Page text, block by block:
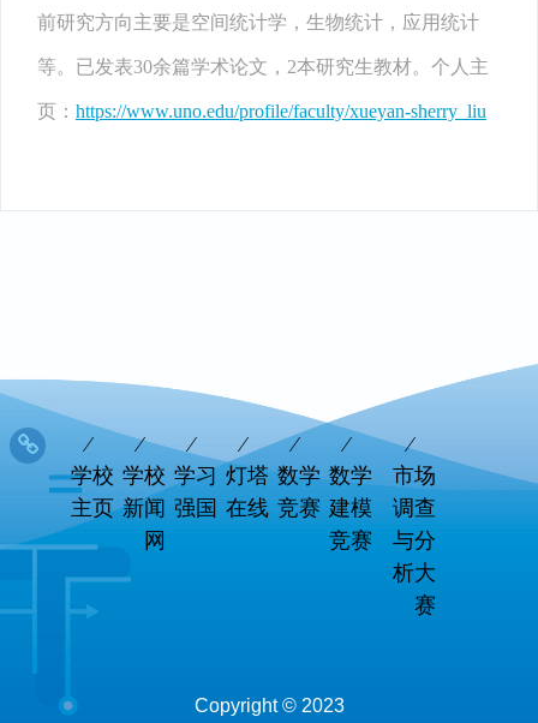
前研究方向主要是空间统计学，生物统计，应用统计
等。已发表30余篇学术论文，2本研究生教材。个人主
页： https://www.uno.edu/profile/faculty/xueyan-sherry_liu
学校
主页
学校
新闻
网
学习
强国
灯塔
在线
数学
竞赛
数学
建模
竞赛
市场
调查
与分
析大
赛
Copyright © 2023